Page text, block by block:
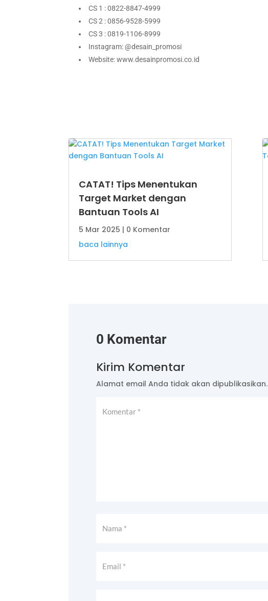
CS 1 : 0822-8847-4999
CS 2 : 0856-9528-5999
CS 3 : 0819-1106-8999
Instagram: @desain_promosi
Website: www.desainpromosi.co.id
CATAT! Tips Menentukan
Target Market dengan
Bantuan Tools AI
5 Mar 2025 | 0 Komentar
baca lainnya
0 Komentar
Kirim Komentar
Alamat email Anda tidak akan dipublikasikan.